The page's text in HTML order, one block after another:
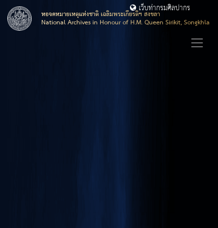
หอจดหมายเหตุแห่งชาติ เฉลิมพระเกียรติฯ สงขลา
National Archives in Honour of H.M. Queen Sirikit, Songkhla
เว็บท่ากรมศิลปากร